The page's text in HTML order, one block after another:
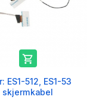

ES1-512, ES1-53
skjermkabel